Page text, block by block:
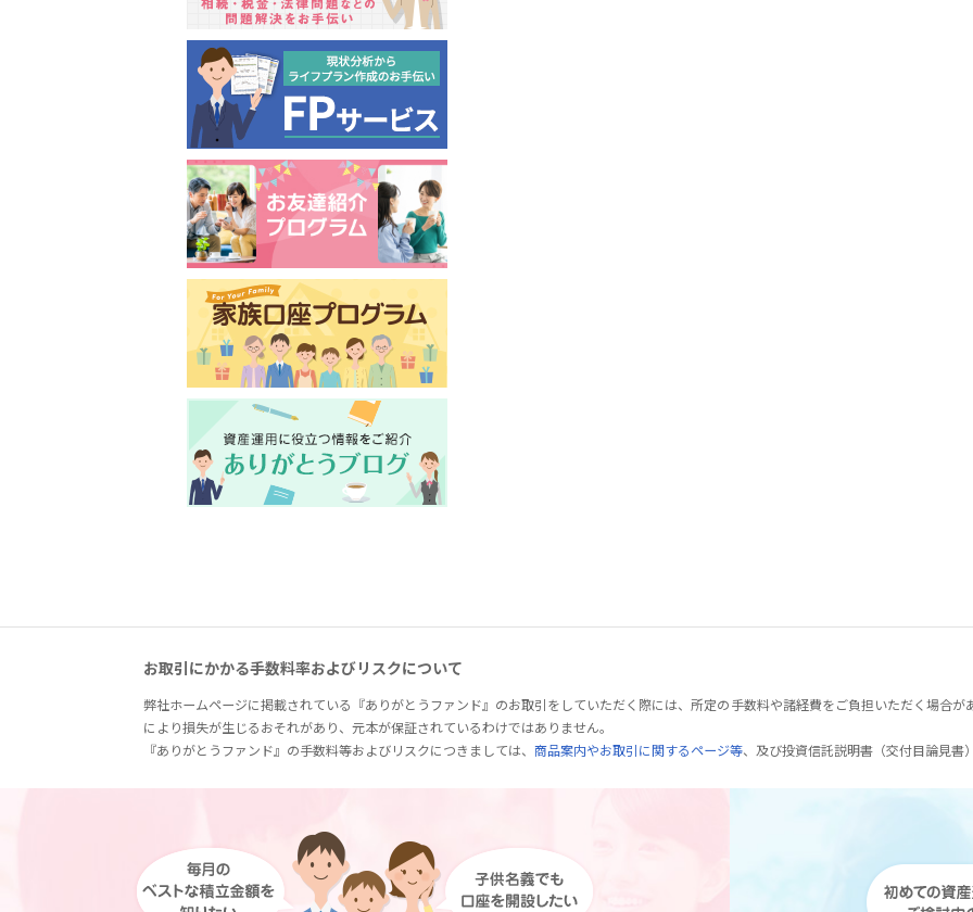
お取引にかかる手数料率およびリスクについて
弊社ホームページに掲載されている『ありがとうファンド』のお取引をしていただく際には、所定の手数料や諸経費をご負担いただく場合
により損失が生じるおそれがあり、元本が保証されているわけではありません。
『ありがとうファンド』の手数料等およびリスクにつきましては、 商品案内やお取引に関するページ等、及び投資信託説明書（交付目論見